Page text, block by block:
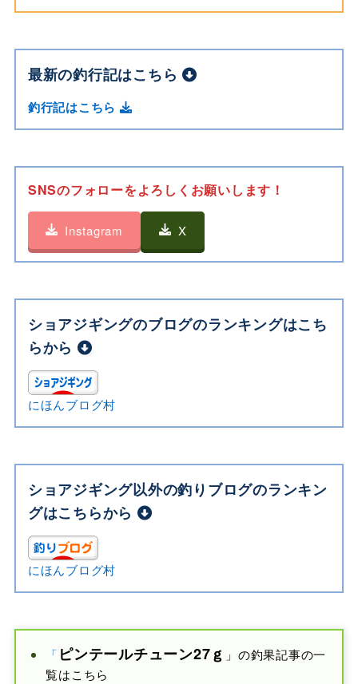
最新の釣行記はこちら
釣行記はこちら
SNSのフォローをよろしくお願いします！
Instagram X
ショアジギングのブログのランキングはこち
らから
にほんブログ村
ショアジギング以外の釣りブログのランキン
グはこちらから
にほんブログ村
「 ピンテールチューン27ｇ 」の釣果記事の一
覧はこちら